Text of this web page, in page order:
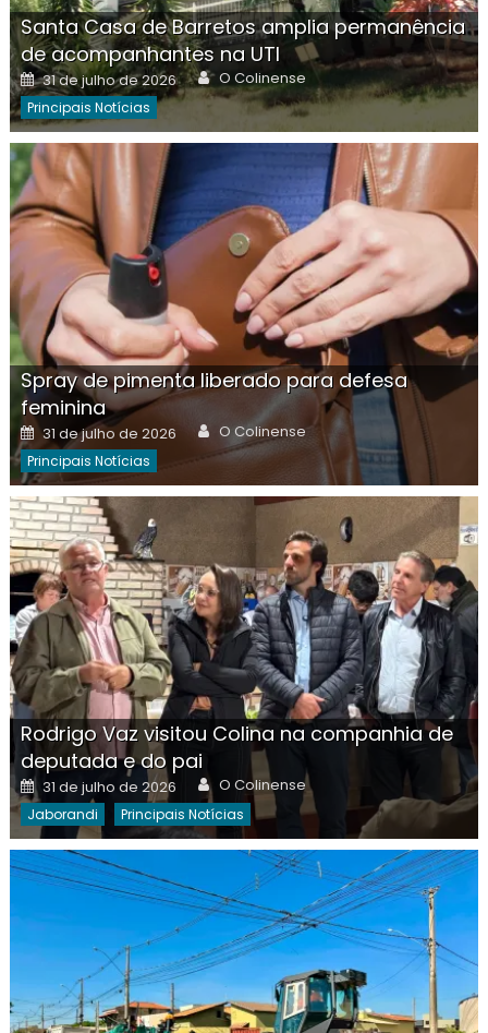
Santa Casa de Barretos amplia permanência
de acompanhantes na UTI
Posted
on
31 de julho de 2026 Author
O Colinense
Principais Notícias
Spray de pimenta liberado para defesa
feminina
Posted
on
31 de julho de 2026 Author
O Colinense
Principais Notícias
Rodrigo Vaz visitou Colina na companhia de
deputada e do pai
Posted
on
31 de julho de 2026 Author
O Colinense
Jaborandi Principais Notícias